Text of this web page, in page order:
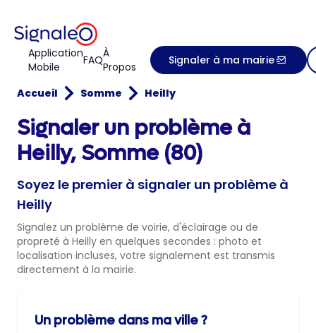
Application
Mobile
FAQÀ
Propos
Signaler à ma mairie
Accueil Somme Heilly
Signaler un problème à
Heilly, Somme (80)
Soyez le premier à signaler un problème à
Heilly
Signalez un problème de voirie, d'éclairage ou de
propreté à Heilly en quelques secondes : photo et
localisation incluses, votre signalement est transmis
directement à la mairie.
Un problème dans ma ville ?